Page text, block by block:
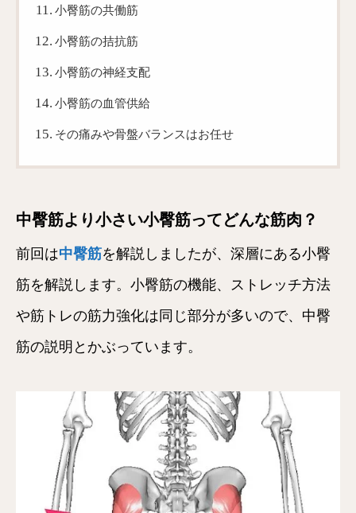
小臀筋の共働筋
小臀筋の拮抗筋
小臀筋の神経支配
小臀筋の血管供給
その痛みや骨盤バランスはお任せ
中臀筋より小さい小臀筋ってどんな筋肉？
前回は中臀筋を解説しましたが、深層にある小臀
筋を解説します。小臀筋の機能、ストレッチ方法
や筋トレの筋力強化は同じ部分が多いので、中臀
筋の説明とかぶっています。